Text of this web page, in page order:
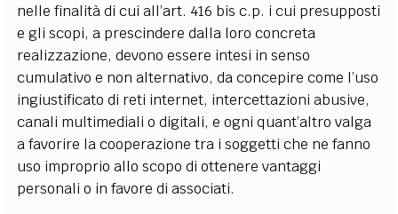
nelle finalità di cui all’art. 416 bis c.p. i cui presupposti
e gli scopi, a prescindere dalla loro concreta
realizzazione, devono essere intesi in senso
cumulativo e non alternativo, da concepire come l’uso
ingiustificato di reti internet, intercettazioni abusive,
canali multimediali o digitali, e ogni quant’altro valga
a favorire la cooperazione tra i soggetti che ne fanno
uso improprio allo scopo di ottenere vantaggi
personali o in favore di associati.